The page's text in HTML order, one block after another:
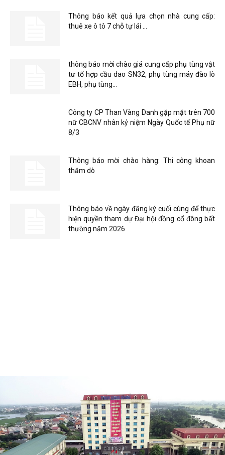
Thông báo kết quả lựa chọn nhà cung cấp:
thuê xe ô tô 7 chỗ tự lái …
thông báo mời chào giá cung cấp phụ tùng vật
tư tổ hợp cầu dao SN32, phụ tùng máy đào lò
EBH, phụ tùng...
Công ty CP Than Vàng Danh gặp mặt trên 700
nữ CBCNV nhân kỷ niệm Ngày Quốc tế Phụ nữ
8/3
Thông báo mời chào hàng: Thi công khoan
thăm dò
Thông báo về ngày đăng ký cuối cùng để thực
hiện quyền tham dự Đại hội đồng cổ đông bất
thường năm 2026